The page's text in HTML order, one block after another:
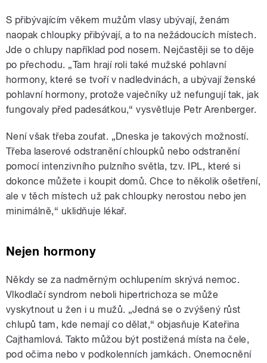
S přibývajícím věkem mužům vlasy ubývají, ženám
naopak chloupky přibývají, a to na nežádoucích místech.
Jde o chlupy například pod nosem. Nejčastěji se to děje
po přechodu. „Tam hrají roli také mužské pohlavní
hormony, které se tvoří v nadledvinách, a ubývají ženské
pohlavní hormony, protože vaječníky už nefungují tak, jak
fungovaly před padesátkou,“ vysvětluje Petr Arenberger.
Není však třeba zoufat. „Dneska je takových možností.
Třeba laserové odstranění chloupků nebo odstranění
pomocí intenzivního pulzního světla, tzv. IPL, které si
dokonce můžete i koupit domů. Chce to několik ošetření,
ale v těch místech už pak chloupky nerostou nebo jen
minimálně,“ uklidňuje lékař.
Nejen hormony
Někdy se za nadměrným ochlupením skrývá nemoc.
Vlkodlačí syndrom neboli hipertrichoza se může
vyskytnout u žen i u mužů. „Jedná se o zvýšený růst
chlupů tam, kde nemají co dělat,“ objasňuje Kateřina
Cajthamlová. Takto můžou být postižená místa na čele,
pod očima nebo v podkolenních jamkách. Onemocnění